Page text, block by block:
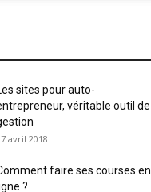
sites pour auto-
véritable outil de
avril 2018
faire ses courses en
?